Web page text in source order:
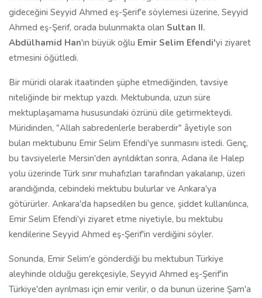
gideceğini Seyyid Ahmed eş-Şerif'e söylemesi üzerine, Seyyid
Ahmed eş-Şerif, orada bulunmakta olan Sultan II.
Abdülhamid Han'ın büyük oğlu Emir Selim Efendi'yi ziyaret
etmesini öğütledi.
Bir müridi olarak itaatinden şüphe etmediğinden, tavsiye
niteliğinde bir mektup yazdı. Mektubunda, uzun süre
mektuplaşamama hususundaki özrünü dile getirmekteydi.
Müridinden, "Allah sabredenlerle beraberdir" âyetiyle son
bulan mektubunu Emir Selim Efendi'ye sunmasını istedi. Genç,
bu tavsiyelerle Mersin'den ayrıldıktan sonra, Adana ile Halep
yolu üzerinde Türk sınır muhafızları tarafından yakalanıp, üzeri
arandığında, cebindeki mektubu bulurlar ve Ankara'ya
götürürler. Ankara'da hapsedilen bu gence, şiddet kullanılınca,
Emir Selim Efendi'yi ziyaret etme niyetiyle, bu mektubu
kendilerine Seyyid Ahmed eş-Şerif'in verdiğini söyler.
Sonunda, Emir Selim'e gönderdiği bu mektubun Türkiye
aleyhinde olduğu gerekçesiyle, Seyyid Ahmed eş-Şerif'in
Türkiye'den ayrılması için emir verilir, o da bunun üzerine Şam'a